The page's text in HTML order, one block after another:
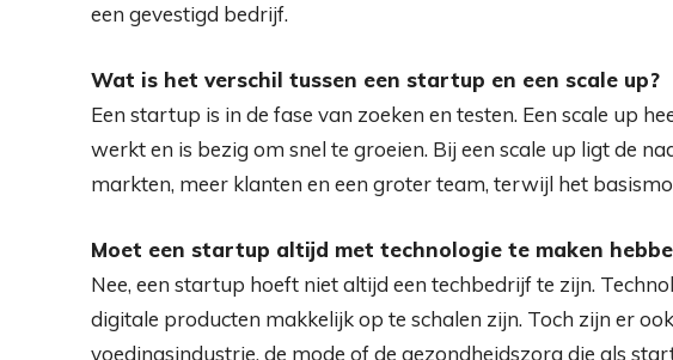
een gevestigd bedrijf.
Wat is het verschil tussen een startup en een scale up?
Een startup is in de fase van zoeken en testen. Een scale up
werkt en is bezig om snel te groeien. Bij een scale up ligt de
markten, meer klanten en een groter team, terwijl het
Moet een startup altijd met technologie te maken
Nee, een startup hoeft niet altijd een techbedrijf te zijn.
digitale producten makkelijk op te schalen zijn. Toch zijn er
voedingsindustrie, de mode of de gezondheidszorg die als